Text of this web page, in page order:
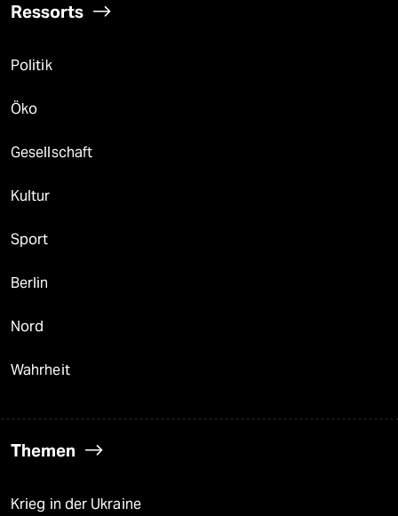
Ressorts
Politik
Öko
Gesellschaft
Kultur
Sport
Berlin
Nord
Wahrheit
Themen
Krieg in der Ukraine